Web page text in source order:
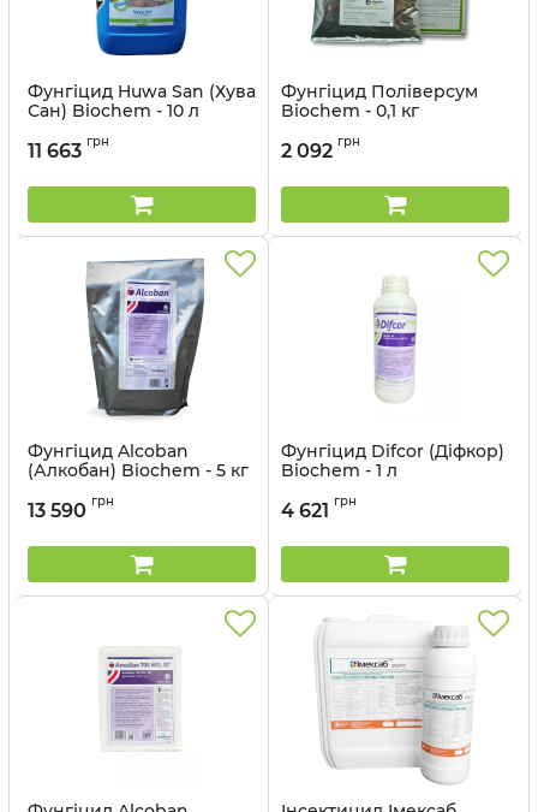
Фунгіцид Huwa San (Хува
Сан) Biochem - 10 л
11 663 грн
Фунгіцид Поліверсум
Biochem - 0,1 кг
2 092 грн
Фунгіцид Alcoban
(Алкобан) Biochem - 5 кг
13 590 грн
Фунгіцид Difcor (Діфкор)
Biochem - 1 л
4 621 грн